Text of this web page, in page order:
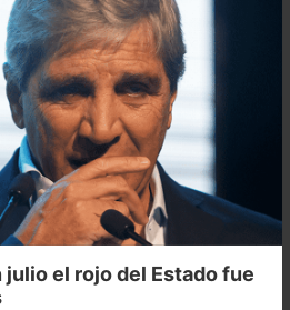
el rojo del Estado fue